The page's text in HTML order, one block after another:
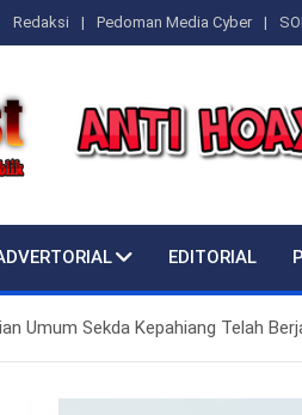
Redaksi Pedoman Media Cyber
EDITORIAL
Umum Sekda Kepahiang Telah